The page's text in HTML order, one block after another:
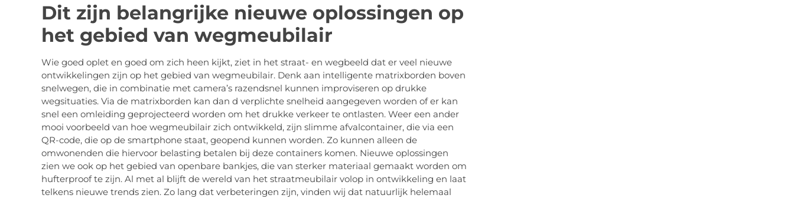
Dit zijn belangrijke nieuwe oplossingen op
het gebied van wegmeubilair
Wie goed oplet en goed om zich heen kijkt, ziet in het straat- en wegbeeld dat er veel nieuwe
ontwikkelingen zijn op het gebied van wegmeubilair. Denk aan intelligente matrixborden boven
snelwegen, die in combinatie met camera’s razendsnel kunnen improviseren op drukke
wegsituaties. Via de matrixborden kan dan d verplichte snelheid aangegeven worden of er kan
snel een omleiding geprojecteerd worden om het drukke verkeer te ontlasten. Weer een ander
mooi voorbeeld van hoe wegmeubilair zich ontwikkeld, zijn slimme afvalcontainer, die via een
QR-code, die op de smartphone staat, geopend kunnen worden. Zo kunnen alleen de
omwonenden die hiervoor belasting betalen bij deze containers komen. Nieuwe oplossingen
zien we ook op het gebied van openbare bankjes, die van sterker materiaal gemaakt worden om
hufterproof te zijn. Al met al blijft de wereld van het straatmeubilair volop in ontwikkeling en laat
telkens nieuwe trends zien. Zo lang dat verbeteringen zijn, vinden wij dat natuurlijk helemaal